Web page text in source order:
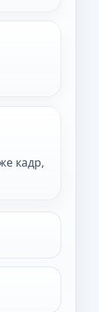
кадр,